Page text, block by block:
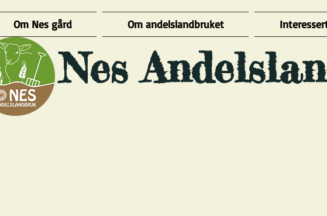
Om Nes gård Om andelslandbruket
Nes